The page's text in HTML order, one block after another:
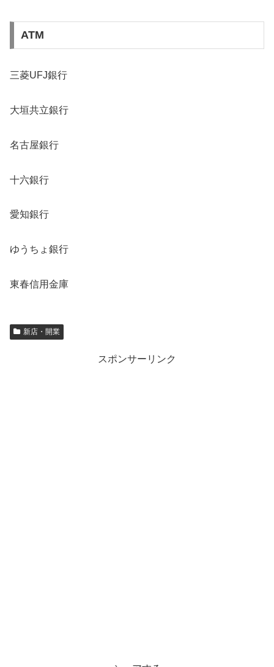
ATM
三菱UFJ銀行
大垣共立銀行
名古屋銀行
十六銀行
愛知銀行
ゆうちょ銀行
東春信用金庫
新店・開業
スポンサーリンク